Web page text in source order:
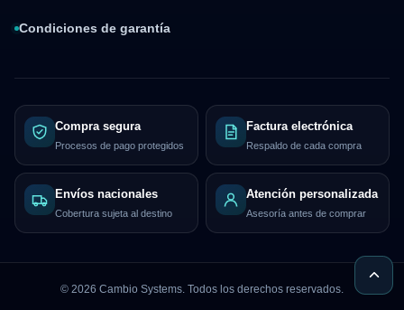
Condiciones de garantía
Compra segura
Procesos de pago protegidos
Factura electrónica
Respaldo de cada compra
Envíos nacionales
Cobertura sujeta al destino
Atención personalizada
Asesoría antes de comprar
© 2026 Cambio Systems. Todos los derechos reservados.